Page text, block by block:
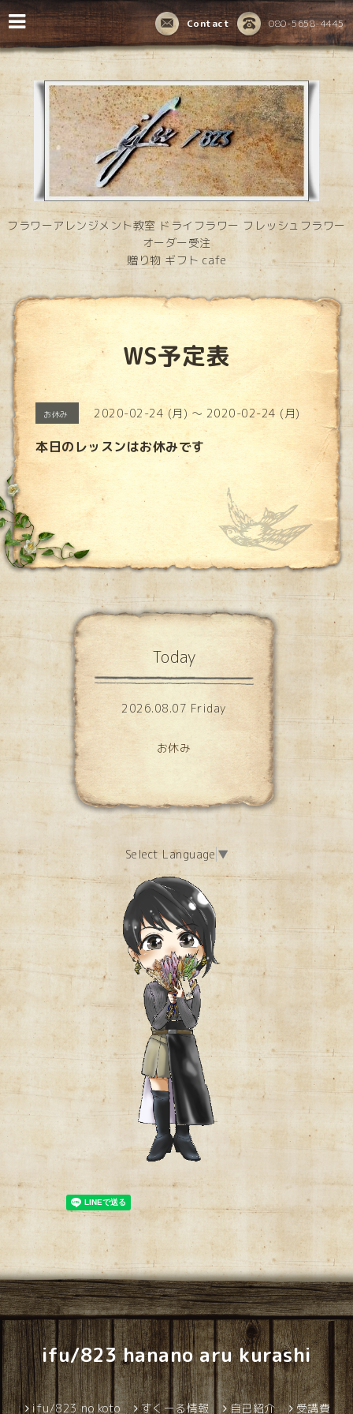
080-5658-4445
Contact
フラワーアレンジメント教室 ドライフラワー フレッシュフラワー
オーダー受注
贈り物 ギフト cafe
WS予定表
お休み 2020-02-24 (月) ～ 2020-02-24 (月)
本日のレッスンはお休みです
Today
2026.08.07 Friday
お休み
Select Language ▼
ifu/823 hanano aru kurashi
ifu/823 no koto すくーる情報 自己紹介 受講費